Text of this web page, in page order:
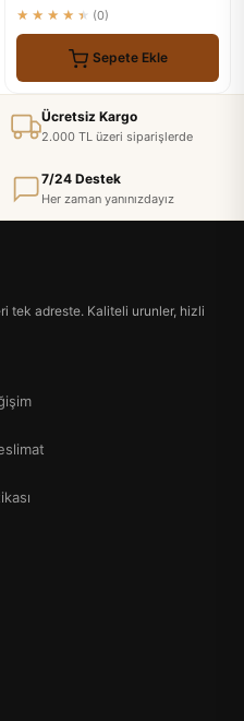
★★★★★ (0)
Sepete Ekle
Ücretsiz Kargo
2.000 TL üzeri siparişlerde
7/24 Destek
Her zaman yanınızdayız
tek adreste. Kaliteli urunler, hizli